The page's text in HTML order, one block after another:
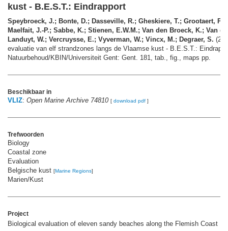
kust - B.E.S.T.: Eindrapport
Speybroeck, J.; Bonte, D.; Dasseville, R.; Gheskiere, T.; Grootaert,
Maelfait, J.-P.; Sabbe, K.; Stienen, E.W.M.; Van den Broeck, K.; Van
Landuyt, W.; Vercruysse, E.; Vyverman, W.; Vincx, M.; Degraer, S.
evaluatie van elf strandzones langs de Vlaamse kust - B.E.S.T.:
Natuurbehoud/KBIN/Universiteit Gent: Gent. 181, tab., fig., maps pp.
Beschikbaar in
VLIZ: Open Marine Archive 74810 [ download pdf ]
Trefwoorden
Biology
Coastal zone
Evaluation
Belgische kust [Marine Regions]
Marien/Kust
Project
Biological evaluation of eleven sandy beaches along the Flemish Coast